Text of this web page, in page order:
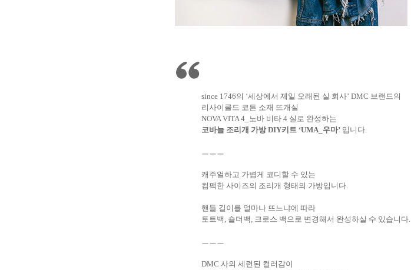
since 1746의 ‘세상에서 제일 오래된 실 회사’ DMC 브랜드의
리사이클드 코튼 소재 뜨개실
NOVA VITA 4_노바 비타 4 실로 완성하는
코바늘 조리개 가방 DIY키트 ‘UMA_우마’ 입니다.
ㅡㅡㅡ
캐주얼하고 가볍게 코디할 수 있는
컴팩한 사이즈의 조리개 형태의 가방입니다.
핸들 길이를 얼마나 뜨느냐에 따라
토트백, 숄더백, 크로스 백으로 변경해서 완성하실 수 있습니다.
ㅡㅡㅡ
DMC 사의 세련된 컬러감이